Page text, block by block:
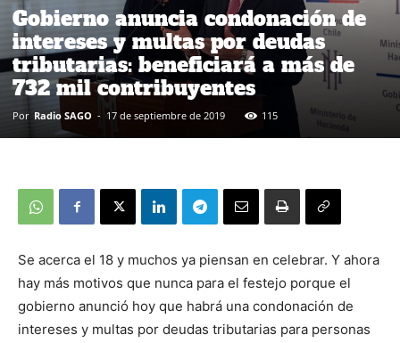
Gobierno anuncia condonación de
intereses y multas por deudas
tributarias: beneficiará a más de
732 mil contribuyentes
Por Radio SAGO - 17 de septiembre de 2019 115
Se acerca el 18 y muchos ya piensan en celebrar. Y ahora
hay más motivos que nunca para el festejo porque el
gobierno anunció hoy que habrá una condonación de
intereses y multas por deudas tributarias para personas